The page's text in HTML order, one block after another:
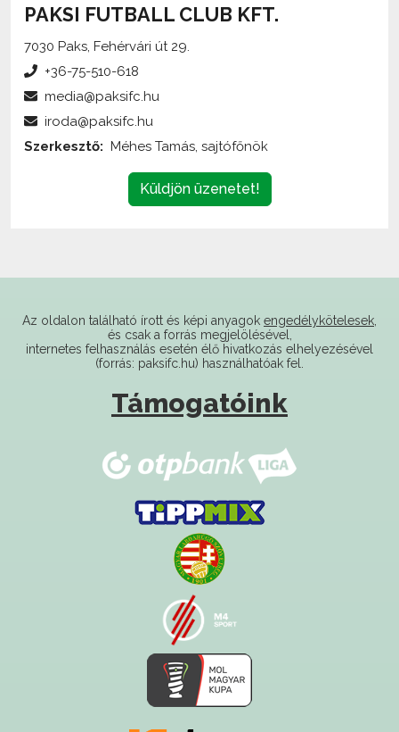
7030 Paks, Fehérvári út 29.
Küldjön üzenetet!
internetes felhasználás esetén élő hivatkozás elhelyezésével
(forrás: paksifc.hu) használhatóak fel.
Támogatóink